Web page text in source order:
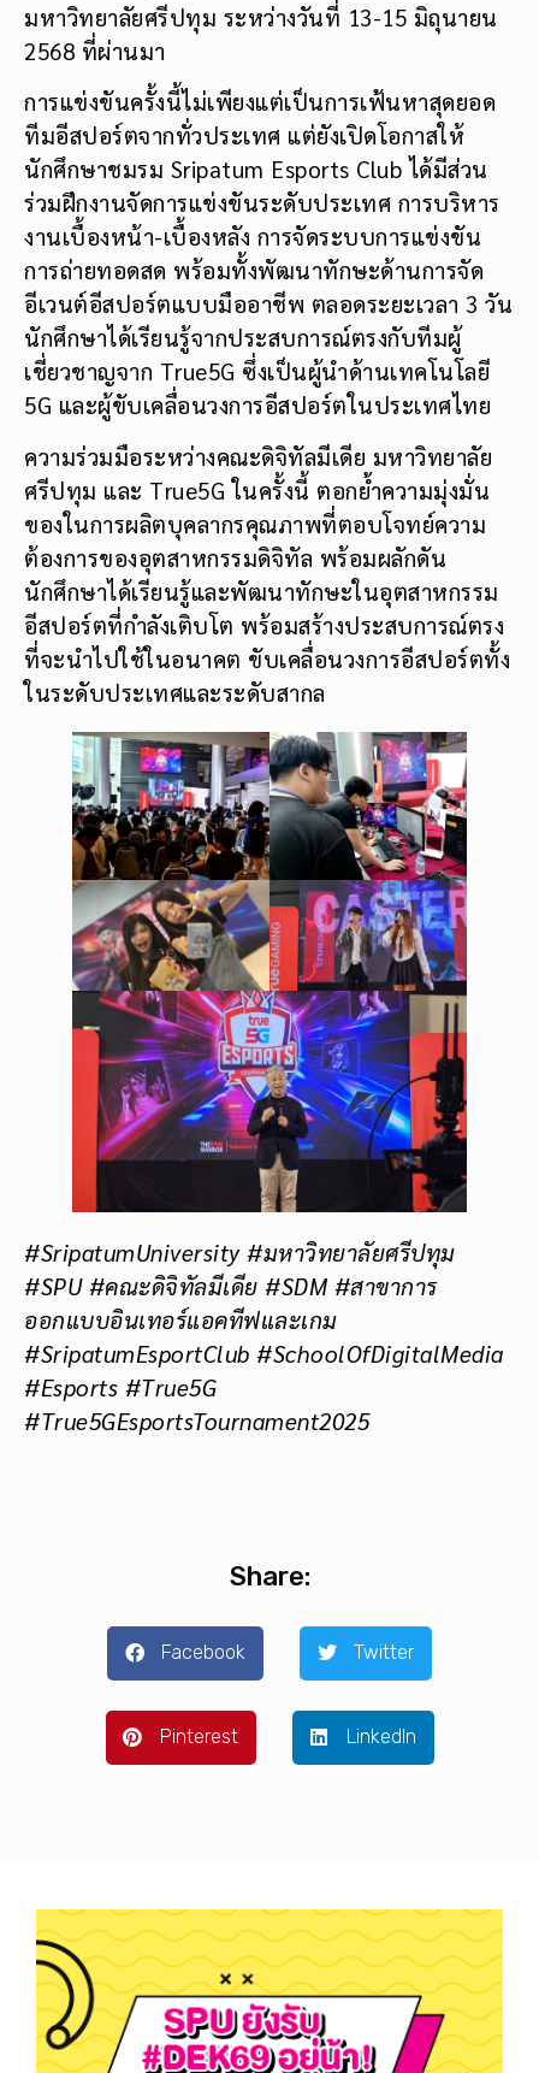
มหาวิทยาลัยศรีปทุม ระหว่างวันที่ 13-15 มิถุนายน
2568 ที่ผ่านมา
การแข่งขันครั้งนี้ไม่เพียงแต่เป็นการเฟ้นหาสุดยอด
ทีมอีสปอร์ตจากทั่วประเทศ แต่ยังเปิดโอกาสให้
นักศึกษาชมรม Sripatum Esports Club ได้มีส่วน
ร่วมฝึกงานจัดการแข่งขันระดับประเทศ การบริหาร
งานเบื้องหน้า-เบื้องหลัง การจัดระบบการแข่งขัน
การถ่ายทอดสด พร้อมทั้งพัฒนาทักษะด้านการจัด
อีเวนต์อีสปอร์ตแบบมืออาชีพ ตลอดระยะเวลา 3 วัน
นักศึกษาได้เรียนรู้จากประสบการณ์ตรงกับทีมผู้
เชี่ยวชาญจาก True5G ซึ่งเป็นผู้นำด้านเทคโนโลยี
5G และผู้ขับเคลื่อนวงการอีสปอร์ตในประเทศไทย
ความร่วมมือระหว่างคณะดิจิทัลมีเดีย มหาวิทยาลัย
ศรีปทุม และ True5G ในครั้งนี้ ตอกย้ำความมุ่งมั่น
ของในการผลิตบุคลากรคุณภาพที่ตอบโจทย์ความ
ต้องการของอุตสาหกรรมดิจิทัล พร้อมผลักดัน
นักศึกษาได้เรียนรู้และพัฒนาทักษะในอุตสาหกรรม
อีสปอร์ตที่กำลังเติบโต พร้อมสร้างประสบการณ์ตรง
ที่จะนำไปใช้ในอนาคต ขับเคลื่อนวงการอีสปอร์ตทั้ง
ในระดับประเทศและระดับสากล
#SripatumUniversity #มหาวิทยาลัยศรีปทุม
#SPU #คณะดิจิทัลมีเดีย #SDM #สาขาการ
ออกแบบอินเทอร์แอคทีฟและเกม
#SripatumEsportClub #SchoolOfDigitalMedia
#Esports #True5G
#True5GEsportsTournament2025
Share:
Facebook Twitter
Pinterest LinkedIn